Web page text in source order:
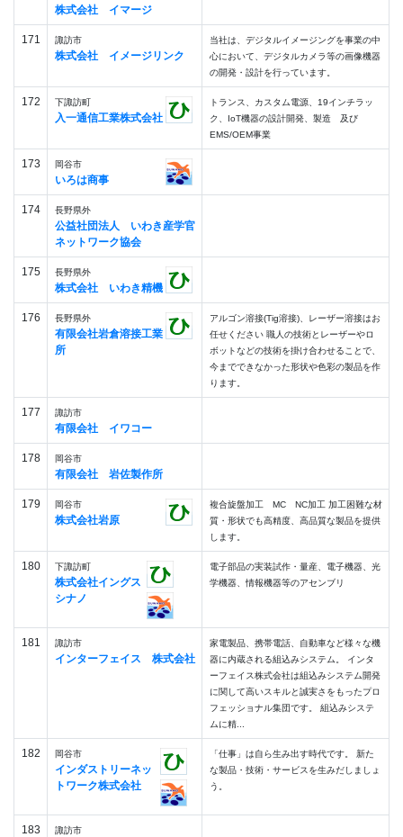
株式会社 イマージ
171 諏訪市
株式会社 イメージリンク
当社は、デジタルイメージングを事業の中
心において、デジタルカメラ等の画像機器
の開発・設計を行っています。
172 下諏訪町
入一通信工業株式会社
トランス、カスタム電源、19インチラッ
ク、IoT機器の設計開発、製造 及び
EMS/OEM事業
173 岡谷市
いろは商事
174 長野県外
公益社団法人 いわき産学官
ネットワーク協会
175 長野県外
株式会社 いわき精機
176 長野県外
有限会社岩倉溶接工業
所
アルゴン溶接(Tig溶接)、レーザー溶接はお
任せください 職人の技術とレーザーやロ
ボットなどの技術を掛け合わせることで、
今までできなかった形状や色彩の製品を作
ります。
177 諏訪市
有限会社 イワコー
178 岡谷市
有限会社 岩佐製作所
179 岡谷市
株式会社岩原
複合旋盤加工 MC NC加工 加工困難な材
質・形状でも高精度、高品質な製品を提供
します。
180 下諏訪町
株式会社イングス
シナノ
電子部品の実装試作・量産、電子機器、光
学機器、情報機器等のアセンブリ
181 諏訪市
インターフェイス 株式会社
家電製品、携帯電話、自動車など様々な機
器に内蔵される組込みシステム。 インタ
ーフェイス株式会社は組込みシステム開発
に関して高いスキルと誠実さをもったプロ
フェッショナル集団です。 組込みシステ
ムに精...
182 岡谷市
インダストリーネッ
トワーク株式会社
「仕事」は自ら生み出す時代です。 新た
な製品・技術・サービスを生みだしましょ
う。
183 諏訪市